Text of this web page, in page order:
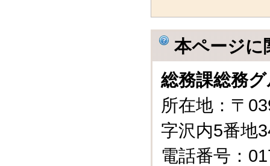
本ページに
総務課総務
所在地：〒
字沢内5番
電話番号：